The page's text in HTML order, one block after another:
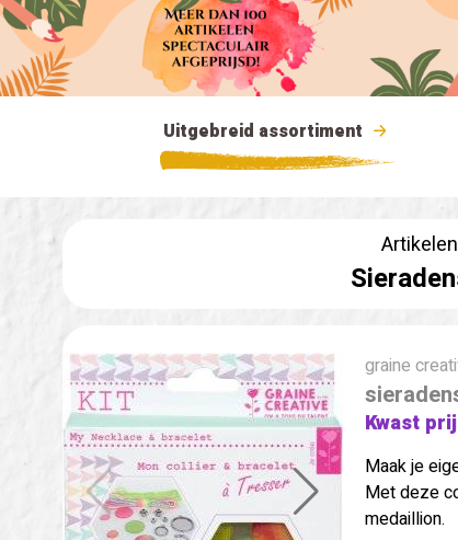
Uitgebreid assortiment
Artikelen
graine
Kwast
Maak je
Met deze
medaillion.